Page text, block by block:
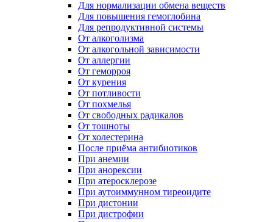
Для нормализации обмена веществ
Для повышения гемоглобина
Для репродуктивной системы
От алкоголизма
От алкогольной зависимости
От аллергии
От геморроя
От курения
От потливости
От похмелья
От свободных радикалов
От тошноты
От холестерина
После приёма антибиотиков
При анемии
При анорексии
При атеросклерозе
При аутоиммунном тиреоидите
При дистонии
При дистрофии